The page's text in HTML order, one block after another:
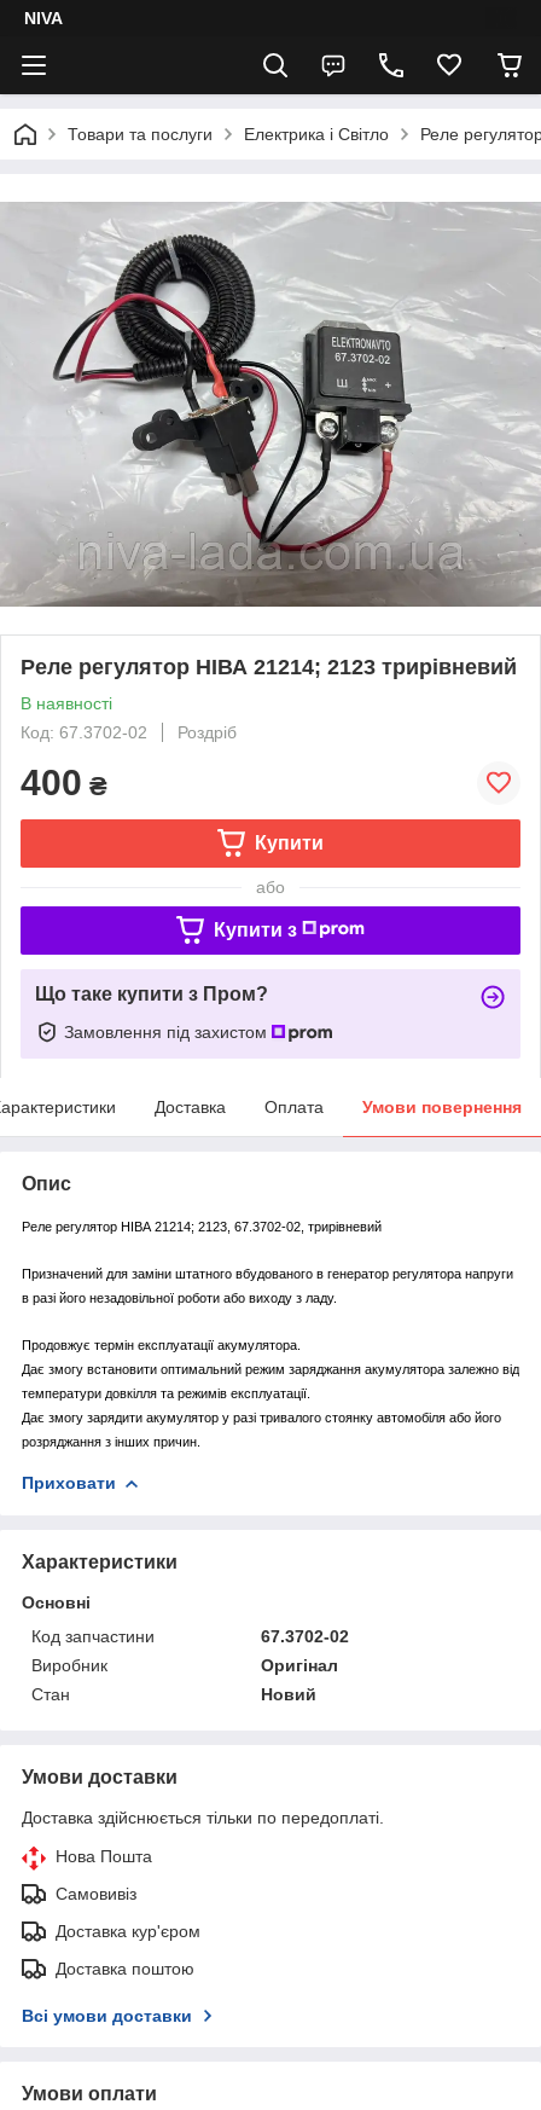
NIVA
Товари та послуги Електрика і Світло Реле
Реле регулятор НІВА 21214; 2123 трирівневий
В наявності
Код: 67.3702-02
Роздріб
400 ₴
Купити
або
Купити з
Що таке купити з Пром?
Замовлення під захистом
Доставка Оплата Умови повернення
Опис
Реле регулятор НІВА 21214; 2123, 67.3702-02, трирівневий
Призначений для заміни штатного вбудованого в генератор регулятора напруги
в разі його незадовільної роботи або виходу з ладу.
Продовжує термін експлуатації акумулятора.
Дає змогу встановити оптимальний режим заряджання акумулятора залежно від
температури довкілля та режимів експлуатації.
Дає змогу зарядити акумулятор у разі тривалого стоянку автомобіля або його
розряджання з інших причин.
Приховати
Характеристики
Основні
Код запчастини
67.3702-02
Виробник
Оригінал
Стан
Новий
Умови доставки
Доставка здійснюється тільки по передоплаті.
Нова Пошта
Самовивіз
Доставка кур'єром
Доставка поштою
Всі умови доставки
Умови оплати